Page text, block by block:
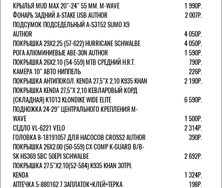
КРЫЛЬЯ MUD MAX 20"-24" 55 ММ. M-WAVE
1 990Р.
ФОНАРЬ ЗАДНИЙ A-STAKE USB AUTHOR
2 007Р.
ПОДСУМОК ПОДСЕДЕЛЬНЫЙ A-S3152 SUMO X9
AUTHOR
4 050Р.
ПОКРЫШКА 29X2.25 (57-622) HURRICANE SCHWALBE
4 050Р.
РОГА АЛЮМИНИЕВЫЕ ABE-30N AUTHOR
1 590Р.
ПОКРЫШКА 26X2.10 (54-559) MTB СРЕДНИЙ H.R.T.
790Р.
КАМЕРА 10" АВТО НИППЕЛЬ
226Р.
ПОКРЫШКА АНТИПОКОЛ. KENDA 27,5"Х 2,10 K935 KHAN
2 190Р.
ПОКРЫШКА KENDA 27,5"Х 2,10 КЕВЛАРОВЫЙ КОРД
(СКЛАДНАЯ) K1013 KLONDIKE WIDE ELITE
6 590Р.
ПОДНОЖКА 24-29" ЦЕНТРАЛЬНОГО КРЕПЛЕНИЯ M-
WAVE
1 500Р.
СЕДЛО VL-6221 VELO
2 314Р.
ГОЛОВКА 8-18191057 ДЛЯ НАСОСОВ CROSS2 AUTHOR
390Р.
ПОКРЫШКА 26X2.00 (50-559) CX COMP K-GUARD B/B-
SK HS369 SBC 50EPI SCHWALBE
2 692Р.
ПОКРЫШКА 27.5"Х2.10(52-584) K935 KHAN 30TPI.
KENDA
1 324Р.
АПТЕЧКА 5-880162 7 ЗАПЛАТОК+КЛЕЙ+ТЕРКА
198Р.